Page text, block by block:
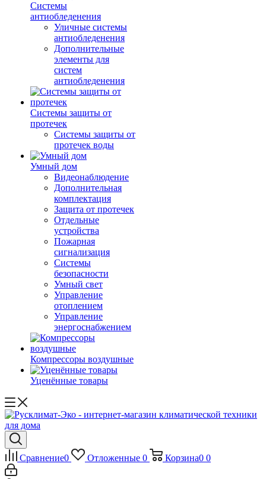
Системы
антиобледенения
Уличные системы
антиобледенения
Дополнительные
элементы для
систем
антиобледенения
Системы защиты от
протечек
Системы защиты от
протечек воды
Умный дом
Видеонаблюдение
Дополнительная
комплектация
Защита от протечек
Отдельные
устройства
Пожарная
сигнализация
Системы
безопасности
Умный свет
Управление
отоплением
Управление
энергоснабжением
Компрессоры воздушные
Уценённые товары
Сравнение0 Отложенные 0 Корзина0 0